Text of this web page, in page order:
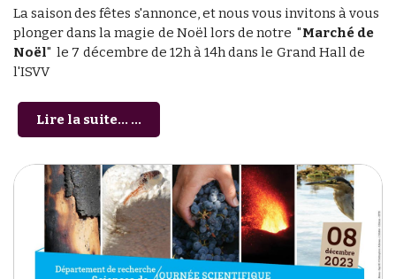
La saison des fêtes s'annonce, et nous vous invitons à vous
plonger dans la magie de Noël lors de notre "Marché de
Noël" le 7 décembre de 12h à 14h dans le Grand Hall de
l'ISVV
Lire la suite... ...